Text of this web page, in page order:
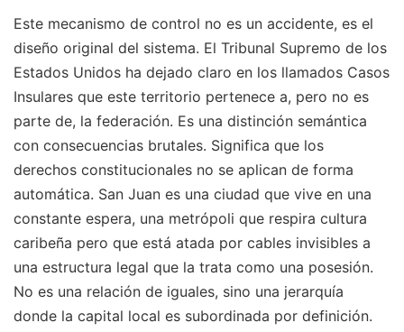
Este mecanismo de control no es un accidente, es el
diseño original del sistema. El Tribunal Supremo de los
Estados Unidos ha dejado claro en los llamados Casos
Insulares que este territorio pertenece a, pero no es
parte de, la federación. Es una distinción semántica
con consecuencias brutales. Significa que los
derechos constitucionales no se aplican de forma
automática. San Juan es una ciudad que vive en una
constante espera, una metrópoli que respira cultura
caribeña pero que está atada por cables invisibles a
una estructura legal que la trata como una posesión.
No es una relación de iguales, sino una jerarquía
donde la capital local es subordinada por definición.